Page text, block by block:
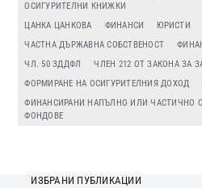
ОСИГУРИТЕЛНИ КНИЖКИ
ЦАНКА ЦАНКОВА
ФИНАНСИ ЮРИСТИ
ЧАСТНА ДЪРЖАВНА СОБСТВЕНОСТ
ЧЛ. 50 ЗДДФЛ
ЧЛЕН 212 ОТ ЗАКОНА ЗА
ФОРМИРАНЕ НА ОСИГУРИТЕЛНИЯ ДОХОД
ФИНАНСИРАНИ НАПЪЛНО ИЛИ ЧАСТИЧНО
ФОНДОВЕ
ИЗБРАНИ ПУБЛИКАЦИИ